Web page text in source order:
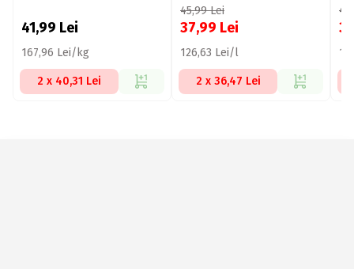
41,99 Lei
167,96 Lei/kg
2 x 40,31 Lei
45,99Lei
37,99 Lei
126,63 Lei/l
2 x 36,47 Lei